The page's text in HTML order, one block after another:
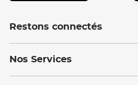
Restons connectés
Nos Services